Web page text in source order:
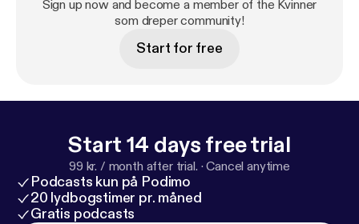
Fremantle podkast: Mira Kahn
Sign up now and become a member of the Kvinner
som dreper community!
Start for free
Start 14 days free trial
99 kr. / month after trial. ·Cancel anytime
Podcasts kun på Podimo
20 lydbogstimer pr. måned
Gratis podcasts